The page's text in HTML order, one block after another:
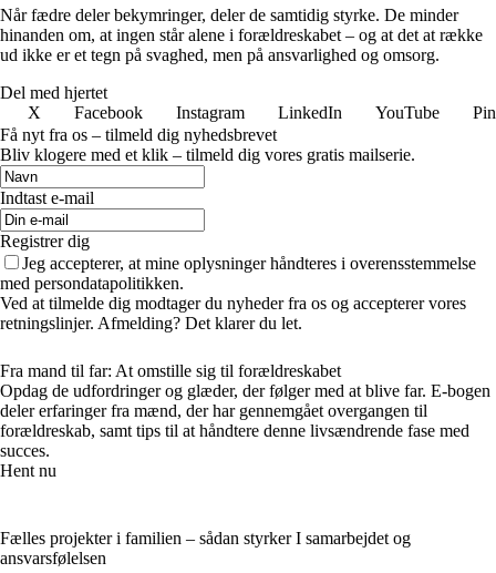
Når fædre deler bekymringer, deler de samtidig styrke. De minder
hinanden om, at ingen står alene i forældreskabet – og at det at række
ud ikke er et tegn på svaghed, men på ansvarlighed og omsorg.
Del med hjertet
X
Facebook Instagram LinkedIn YouTube
Få nyt fra os – tilmeld dig nyhedsbrevet
Bliv klogere med et klik – tilmeld dig vores gratis mailserie.
Indtast e-mail
Registrer dig
Jeg accepterer, at mine oplysninger håndteres i overensstemmelse
med persondatapolitikken.
Ved at tilmelde dig modtager du nyheder fra os og accepterer vores
retningslinjer. Afmelding? Det klarer du let.
Fra mand til far: At omstille sig til forældreskabet
Opdag de udfordringer og glæder, der følger med at blive far. E-bogen
deler erfaringer fra mænd, der har gennemgået overgangen til
forældreskab, samt tips til at håndtere denne livsændrende fase med
succes.
Hent nu
Fælles projekter i familien – sådan styrker I samarbejdet og
ansvarsfølelsen